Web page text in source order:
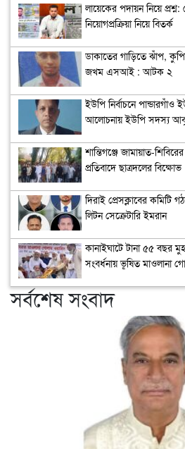
লায়েকের পদায়ন নিয়ে
নিয়োগপ্রক্রিয়া নিয়ে বিতর্ক
ডাকাতের গাড়িতে ঝাঁপ,
জখম এসআই : আটক ২
ইউপি নির্বাচনে পান্ডারগাঁও
আলোচনায় ইউপি সদস্য আবু
শান্তিগঞ্জে জামায়াত-
প্রতিবাদে ছাত্রদলের বিক্ষোভ
দিরাই প্রেসক্লাবের কমিটি
লিটন সেক্রেটারি ইমরান
কানাইঘাটে টানা ৫৫ বছর
সংবর্ধনায় ভূষিত মাওলানা
সর্বশেষ সংবাদ